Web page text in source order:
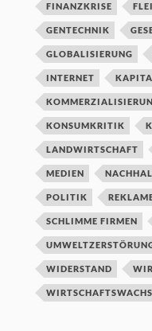
FINANZKRISE
GENTECHNIK
GLOBALISIERUNG
INTERNET
KONSUMKRITIK
LANDWIRTSCHAFT
MEDIEN
POLITIK
SCHLIMME FIRMEN
WIDERSTAND